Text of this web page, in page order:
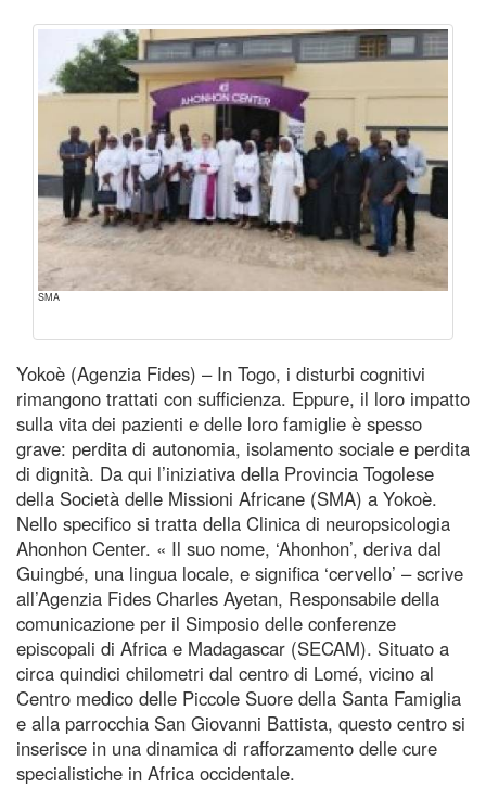
SMA
Yokoè (Agenzia Fides) – In Togo, i disturbi cognitivi
rimangono trattati con sufficienza. Eppure, il loro impatto
sulla vita dei pazienti e delle loro famiglie è spesso
grave: perdita di autonomia, isolamento sociale e perdita
di dignità. Da qui l’iniziativa della Provincia Togolese
della Società delle Missioni Africane (SMA) a Yokoè.
Nello specifico si tratta della Clinica di neuropsicologia
Ahonhon Center. « Il suo nome, ‘Ahonhon’, deriva dal
Guingbé, una lingua locale, e significa ‘cervello’ – scrive
all’Agenzia Fides Charles Ayetan, Responsabile della
comunicazione per il Simposio delle conferenze
episcopali di Africa e Madagascar (SECAM). Situato a
circa quindici chilometri dal centro di Lomé, vicino al
Centro medico delle Piccole Suore della Santa Famiglia
e alla parrocchia San Giovanni Battista, questo centro si
inserisce in una dinamica di rafforzamento delle cure
specialistiche in Africa occidentale.